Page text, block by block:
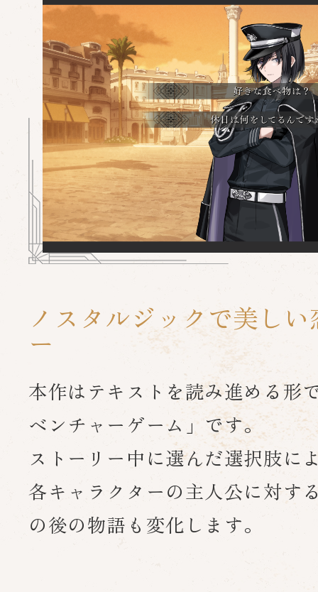
Event illust Movie
SPECIAL
OfficialAccount
ノスタルジックで美し
ー
本作はテキストを読み進める形
ベンチャーゲーム」です。
ストーリー中に選んだ選択肢に
各キャラクターの主人公に対す
の後の物語も変化します。